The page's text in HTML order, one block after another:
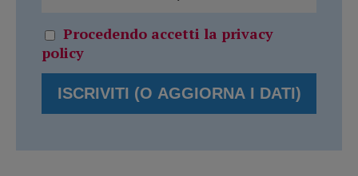
Procedendo accetti la privacy
policy